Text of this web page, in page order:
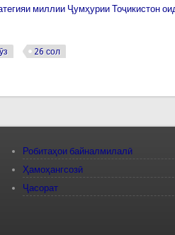
миллии Ҷумҳурии Тоҷикистон
26 сол
Робитаҳои байналмилалӣ
Ҳамоҳангсозӣ
Ҷасорат